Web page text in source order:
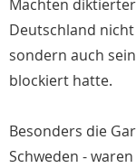
Mächten
Deutschland
sondern auch
blockiert hatte.
Besonders die
Schweden -